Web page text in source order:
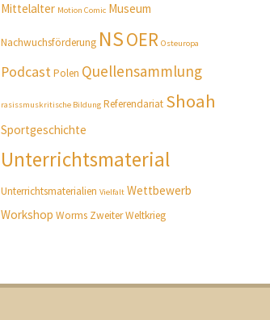
Mittelalter Motion Comic Museum
Nachwuchsförderung NSOER Osteuropa
PodcastPolen Quellensammlung
rasissmuskritische Bildung Referendariat Shoah
Sportgeschichte
Unterrichtsmaterial
Unterrichtsmaterialien Vielfalt Wettbewerb
Workshop Worms Zweiter Weltkrieg